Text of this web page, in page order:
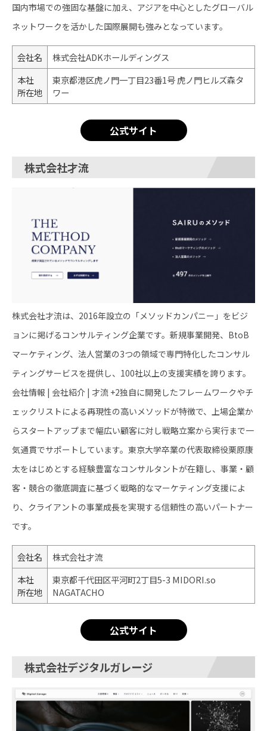
国内市場での強固な基盤に加え、アジアを中心としたグローバル
ネットワークを活かした国際展開も強みとなっています。
会社名
株式会社ADKホールディングス
本社
所在地
東京都港区虎ノ門一丁目23番1号 虎ノ門ヒルズ森タ
ワー
公式サイト
株式会社才流
株式会社才流は、2016年設立の「メソッドカンパニー」をビジ
ョンに掲げるコンサルティング企業です。新規事業開発、BtoB
マーケティング、法人営業の3つの領域で専門特化したコンサル
ティングサービスを提供し、100社以上の支援実績を誇ります。
会社情報 | 会社紹介 | 才流 +2独自に開発したフレームワークやチ
ェックリストによる再現性の高いメソッドが特徴で、上場企業か
らスタートアップまで幅広い顧客に対し戦略立案から実行まで一
気通貫でサポートしています。東京大学卒業の代表取締役栗原康
太をはじめとする経験豊富なコンサルタントが在籍し、事業・顧
客・競合の徹底調査に基づく戦略的なマーケティング支援によ
り、クライアントの事業成長を実現する信頼性の高いパートナー
です。
会社名
株式会社才流
本社
所在地
東京都千代田区平河町2丁目5-3 MIDORI.so
NAGATACHO
公式サイト
株式会社デジタルガレージ